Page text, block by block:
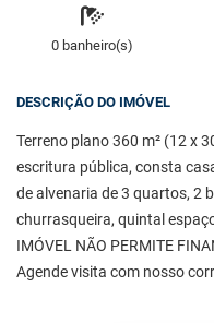
0 banheiro(s)
DESCRIÇÃO DO IMÓVEL
Terreno plano 360 m² (12 x
escritura pública, consta
de alvenaria de 3 quartos, 2
churrasqueira, quintal
IMÓVEL NÃO PERMITE
Agende visita com nosso